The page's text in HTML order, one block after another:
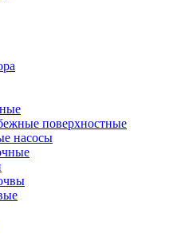
поверхностные
насосы